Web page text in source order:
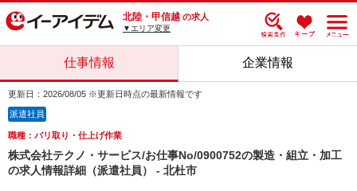
北陸・甲信越 の求人
▼エリア変更
仕事情報 企業情報
更新日：2026/08/05 ※更新日時点の最新情報です
派遣社員
職種：バリ取り・仕上げ作業
株式会社テクノ・サービス/お仕事No/0900752の製造・組立・加工
の求人情報詳細（派遣社員） - 北杜市